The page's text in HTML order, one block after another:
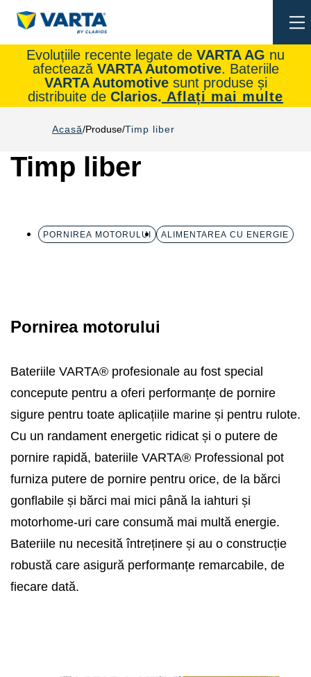
Evoluțiile recente legate de VARTA AG nu
afectează VARTA Automotive. Bateriile
VARTA Automotivesunt produse și
distribuite de Clarios. Aflați mai multe
Acasă Produse Timp liber
Timp liber
PORNIREA MOTORULUI ALIMENTAREA CU ENERGIE
Pornirea motorului
Bateriile VARTA® profesionale au fost special
concepute pentru a oferi performanțe de pornire
sigure pentru toate aplicațiile marine și pentru rulote.
Cu un randament energetic ridicat și o putere de
pornire rapidă, bateriile VARTA® Professional pot
furniza putere de pornire pentru orice, de la bărci
gonflabile și bărci mai mici până la iahturi și
motorhome-uri care consumă mai multă energie.
Bateriile nu necesită întreținere și au o construcție
robustă care asigură performanțe remarcabile, de
fiecare dată.